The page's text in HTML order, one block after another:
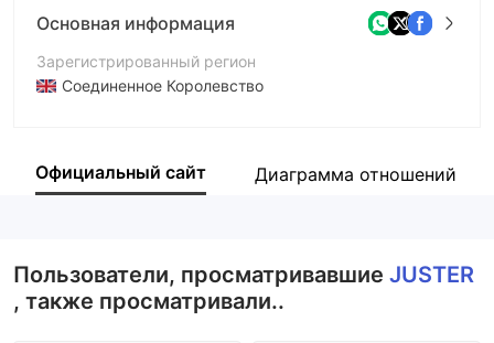
Основная информация
Зарегистрированный регион
Соединенное Королевство
Компания
Официальный сайт Диаграмма отношений
Пользователи, просматривавшие JUSTER
, также просматривали..